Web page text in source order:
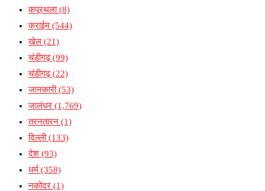
कपूरथला(8)
क्राईम (544)
खेल (21)
चंडीगढ़(99)
चंडीगढ़(22)
जानकारी(53)
जालंधर (1,769)
तरनतारन (1)
दिल्ली(133)
देश (93)
धर्म (358)
नकोदर (1)